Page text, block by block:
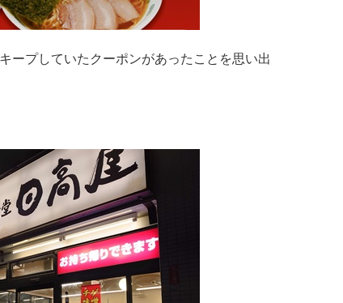
ープしていたクーポンがあったことを思い出